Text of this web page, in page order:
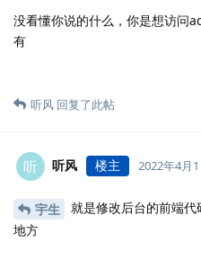
没看懂你说的什么，你是想访问
有
听风 回复了此帖
听 听风 楼主 2022年4月1
宇生
就是修改后台的前端
地方